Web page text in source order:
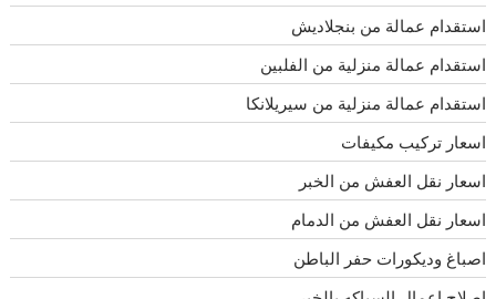
استقدام عمالة من بنجلاديش
استقدام عمالة منزلية من الفلبين
استقدام عمالة منزلية من سيريلانكا
اسعار تركيب مكيفات
اسعار نقل العفش من الخبر
اسعار نقل العفش من الدمام
اصباغ وديكورات حفر الباطن